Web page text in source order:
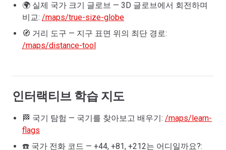
🌍 실제 국가 크기 글로브 — 3D 글로브에서 회전하며
비교: /maps/true-size-globe
🧭 거리 도구 — 지구 표면 위의 최단 경로:
/maps/distance-tool
인터랙티브 학습 지도
🏁 국기 탐험 — 국기를 찾아보고 배우기: /maps/learn-
flags
☎️ 국가 전화 코드 — +44, +81, +212는 어디일까요?: